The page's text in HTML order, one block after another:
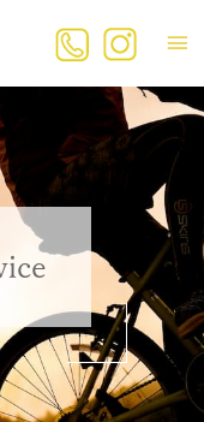
メ
イ
ン
メ
ニ
ュ
ー